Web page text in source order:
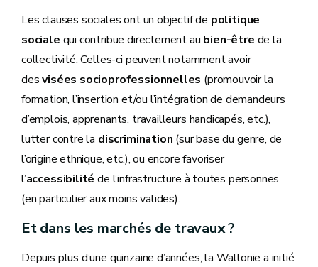
Les clauses sociales ont un objectif de politique
sociale qui contribue directement au bien-être de la
collectivité. Celles-ci peuvent notamment avoir
desvisées socioprofessionnelles (promouvoir la
formation, l’insertion et/ou l’intégration de demandeurs
d’emplois, apprenants, travailleurs handicapés, etc.),
lutter contre la discrimination (sur base du genre, de
l’origine ethnique, etc.), ou encore favoriser
l’accessibilité de l’infrastructure à toutes personnes
(en particulier aux moins valides).
Et dans les marchés de travaux ?
Depuis plus d’une quinzaine d’années, la Wallonie a initié